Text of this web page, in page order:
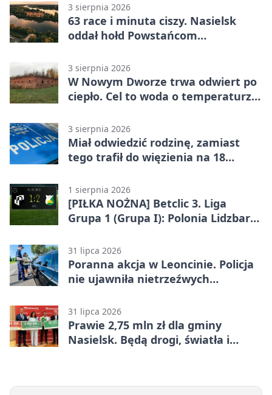
3 sierpnia 2026
63 race i minuta ciszy. Nasielsk
oddał hołd Powstańcom
3 sierpnia 2026
W Nowym Dworze trwa odwiert po
ciepło. Cel to woda o temperaturze
3 sierpnia 2026
Miał odwiedzić rodzinę, zamiast
tego trafił do więzienia na 18
1 sierpnia 2026
[PIŁKA NOŻNA] Betclic 3. Liga
Grupa 1 (Grupa I): Polonia Lidzbark
Mazowiecki 1:2
31 lipca 2026
Poranna akcja w Leoncinie. Policja
nie ujawniła nietrzeźwych
31 lipca 2026
Prawie 2,75 mln zł dla gminy
Nasielsk. Będą drogi, światła i